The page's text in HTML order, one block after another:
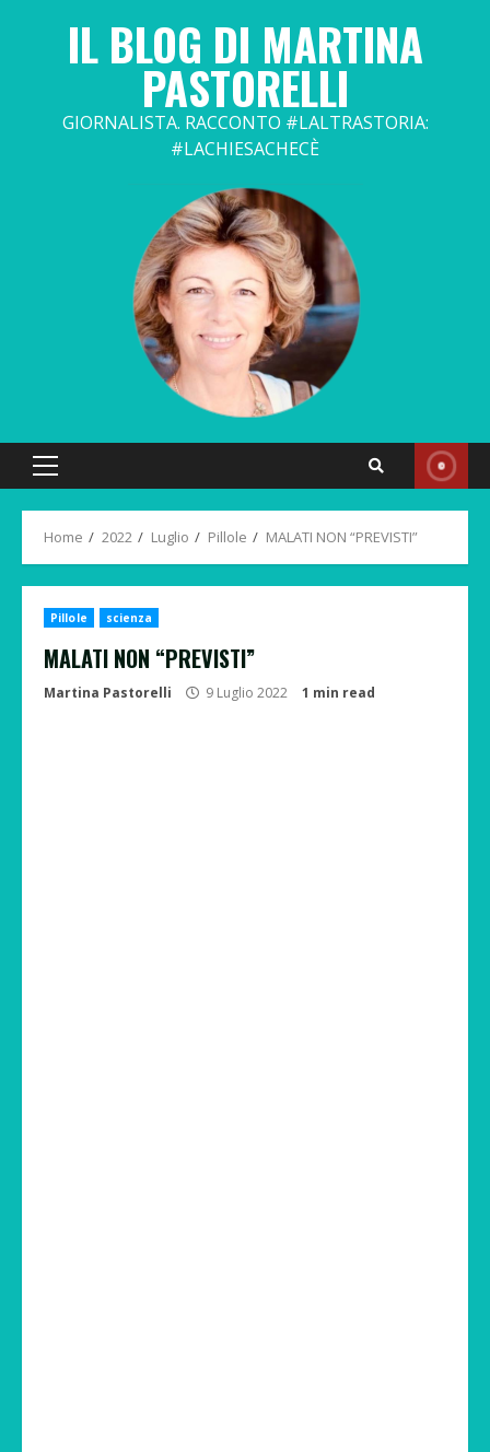
IL BLOG DI MARTINA
PASTORELLI
GIORNALISTA. RACCONTO #LALTRASTORIA:
#LACHIESACHECÈ
Primary
Home 2022 Luglio Pillole MALATI NON “PREVISTI”
Pillole scienza
MALATI NON “PREVISTI”
Martina Pastorelli 9 Luglio 2022 1 min read